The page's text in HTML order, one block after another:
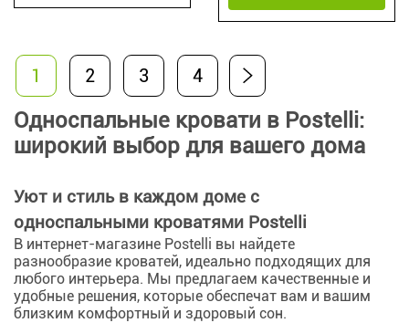
1 2 3 4
Односпальные кровати в Postelli:
широкий выбор для вашего дома
Уют и стиль в каждом доме с
односпальными кроватями Postelli
В интернет-магазине Postelli вы найдете
разнообразие кроватей, идеально подходящих для
любого интерьера. Мы предлагаем качественные и
удобные решения, которые обеспечат вам и вашим
близким комфортный и здоровый сон.